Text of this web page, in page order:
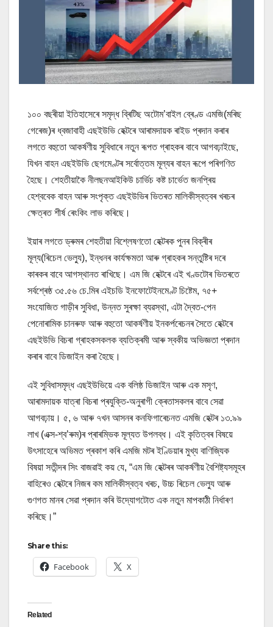
১০০ বছৰীয়া ইতিহাসেৰে সমৃদ্ধ ব্ৰিটিছ অটোম’বাইল ব্ৰেণ্ড এমজি(মৰিছ
গেৰেজ)ৰ ধ্বজাবাহী এছইউভি হেক্টৰে আৰামদায়ক ৰাইড প্ৰদান কৰাৰ
লগতে বহুতো আকৰ্ষণীয় সুবিধাৰে নতুন ৰূপত গ্ৰাহকৰ বাবে আগবঢ়াইছে,
যিখন বাহন এছইউভি ছেগমেণ্টৰ সৰ্বোত্তম মূল্যৰ বাহন ৰূপে পৰিগণিত
হৈছে। শেহতীয়াকৈ নীলছনআইকিউ চাৰ্ভিচ কষ্ট চাৰ্ভেত জনপ্ৰিয়
হেশ্ববেক বাহন আৰু সংপৃক্ত এছইউভিৰ ভিতৰত মালিকীস্বত্বৰ খৰচৰ
ক্ষেত্ৰত শীৰ্ষ ৰেংকিং লাভ কৰিছে।
ইয়াৰ লগতে ড্ৰুমৰ শেহতীয়া বিশ্লেষণতো হেক্টৰক পুনৰ বিক্ৰীৰ
মূল্য(ৰিচেল ভেল্যু), ইন্ধনৰ কাৰ্যক্ষমতা আৰু গ্ৰাহকৰ সন্তুষ্টিৰ দৰে
কাৰকৰ বাবে আগস্থানত ৰাখিছে। এম জি হেক্টৰে এই খণ্ডটোৰ ভিতৰতে
সৰ্বশ্ৰেষ্ঠ ৩৫.৫৬ চে.মিৰ এইচডি ইনফোটেইনমেণ্ট চিষ্টেম, ৭৫+
সংযোজিত গাড়ীৰ সুবিধা, উন্নত সুৰক্ষা ব্যৱস্থা, এটা দ্বৈত-পেন
পেনোৰামিক চানৰুফ আৰু বহুতো আকৰ্ষণীয় ইনকৰ্পৰেচনৰ সৈতে হেক্টৰে
এছইউভি বিচৰা গ্ৰাহকসকলক ব্যতিক্ৰমী আৰু স্বকীয় অভিজ্ঞতা প্ৰদান
কৰাৰ বাবে ডিজাইন কৰা হৈছে।
এই সুবিধাসমৃদ্ধ এছইউভিয়ে এক বলিষ্ঠ ডিজাইন আৰু এক মসৃণ,
আৰামদায়ক যাত্ৰা বিচৰা প্ৰযুক্তি-অনুৰাগী ক্ৰেতাসকলৰ বাবে সেৱা
আগবঢ়ায়। ৫, ৬ আৰু ৭খন আসনৰ কনফিগাৰেচনত এমজি হেক্টৰ ১৩.৯৯
লাখ (এক্স-শ্ব’ৰুম)ৰ প্ৰাৰম্ভিক মূল্যত উপলব্ধ। এই কৃতিত্বৰ বিষয়ে
উৎসাহেৰে অভিমত প্ৰকাশ কৰি এমজি মটৰ ইণ্ডিয়াৰ মুখ্য বাণিজ্যিক
বিষয়া সতীন্দৰ সিং বাজৱাই কয় যে, “এম জি হেক্টৰৰ আকৰ্ষণীয় বৈশিষ্ট্যসমূহৰ
বাহিৰেও হেক্টৰে নিজৰ কম মালিকীস্বত্ব খৰচ, উচ্চ ৰিচেল ভেল্যু আৰু
গুণগত মানৰ সেৱা প্ৰদান কৰি উদ্যোগটোত এক নতুন মাপকাঠী নিৰ্ধাৰণ
কৰিছে।”
Share this:
Facebook X
Related